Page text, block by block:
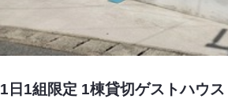
1日1組限定 1棟貸切ゲストハウス